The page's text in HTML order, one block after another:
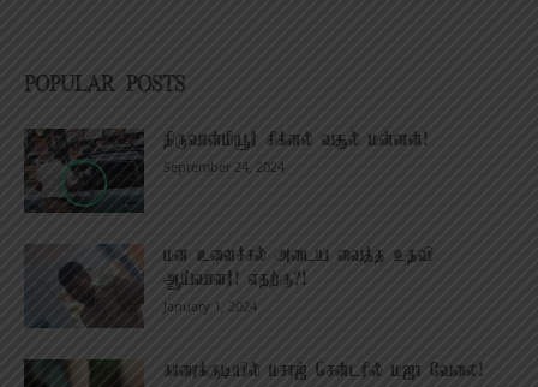
POPULAR POSTS
திருவான்மியூர் சிக்னல் வசூல் மன்னன்!
September 24, 2024
மன உளைச்சல் அடைய வைத்த உதவி
ஆய்வாளர்! எதற்கு?!
January 1, 2024
காரைக்குடியில் மசாஜ் சென்டரில் மஜா வேலை!